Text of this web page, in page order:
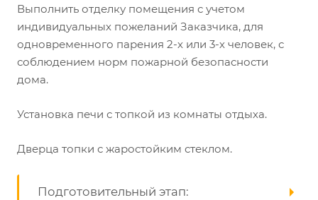
Выполнить отделку помещения с учетом
индивидуальных пожеланий Заказчика, для
одновременного парения 2-х или 3-х человек, с
соблюдением норм пожарной безопасности
дома.
Установка печи с топкой из комнаты отдыха.
Дверца топки с жаростойким стеклом.
Подготовительный этап: